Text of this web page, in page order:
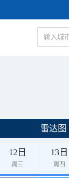
雷达图
12日
周三
13日
周四